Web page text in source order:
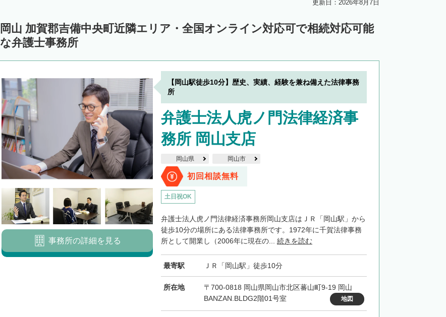
更新日：2026年8月7日
岡山 加賀郡吉備中央町近隣エリア・全国オンライン対応可で相続対応可能
な弁護士事務所
【岡山駅徒歩10分】歴史、実績、経験を兼ね備えた法律事務
所
弁護士法人虎ノ門法律経済事
務所 岡山支店
岡山県 岡山市
初回相談無料
土日祝OK
弁護士法人虎ノ門法律経済事務所岡山支店はＪＲ「岡山駅」から
徒歩10分の場所にある法律事務所です。1972年に千賀法律事務
所として開業し（2006年に現在の... 続きを読む
最寄駅 ＪＲ「岡山駅」徒歩10分
所在地
〒700-0818 岡山県岡山市北区蕃山町9-19 岡山
BANZAN.BLDG2階01号室
地図
事務所の詳細を見る